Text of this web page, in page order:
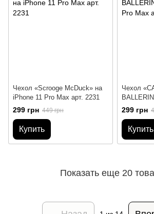
Чехол «Scrooge McDuck» на
iPhone 11 Pro Max арт. 2231
299 грн 449 грн
Купить
Чехол
Max арт.
299 грн
Купить
Показать еще 20